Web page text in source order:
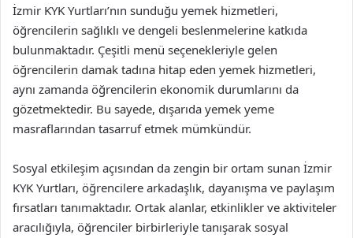
İzmir KYK Yurtları’nın sunduğu yemek hizmetleri,
öğrencilerin sağlıklı ve dengeli beslenmelerine katkıda
bulunmaktadır. Çeşitli menü seçenekleriyle gelen
öğrencilerin damak tadına hitap eden yemek hizmetleri,
aynı zamanda öğrencilerin ekonomik durumlarını da
gözetmektedir. Bu sayede, dışarıda yemek yeme
masraflarından tasarruf etmek mümkündür.
Sosyal etkileşim açısından da zengin bir ortam sunan İzmir
KYK Yurtları, öğrencilere arkadaşlık, dayanışma ve paylaşım
fırsatları tanımaktadır. Ortak alanlar, etkinlikler ve aktiviteler
aracılığıyla, öğrenciler birbirleriyle tanışarak sosyal